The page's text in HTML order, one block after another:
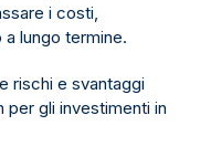
i costi,
lungo termine.
rischi e svantaggi
per gli investimenti in